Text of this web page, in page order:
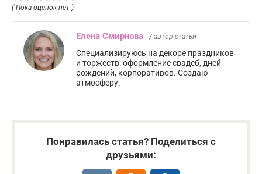
( Пока оценок нет )
Елена Смирнова / автор статьи
Специализируюсь на декоре праздников
и торжеств: оформление свадеб, дней
рождений, корпоративов. Создаю
атмосферу.
Понравилась статья? Поделиться с
друзьями: